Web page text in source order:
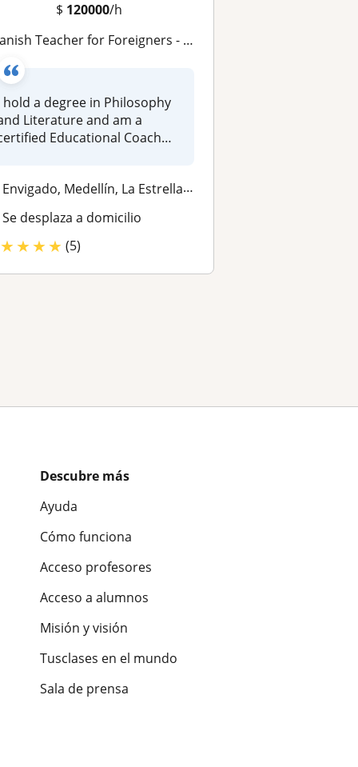
$ 120000/h
for Foreigners - DELE - SIELE Exam / Profesor de Español para Extranjeros de Habla Inglesa - Examen DELE - SIELE
hold a degree in Philosophy
Literature and am a
Educational Coach
Envigado, Medellín, La Estrella, Itagui, Sabaneta
Se desplaza a domicilio
★★★★ (5)
Descubre más
Ayuda
Cómo funciona
Acceso profesores
Acceso a alumnos
Misión y visión
Tusclases en el mundo
Sala de prensa